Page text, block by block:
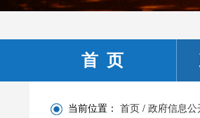
首 页
当前位置： 首页 / 政府信息公